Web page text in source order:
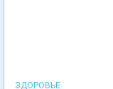
ЗДОРОВЬЕ